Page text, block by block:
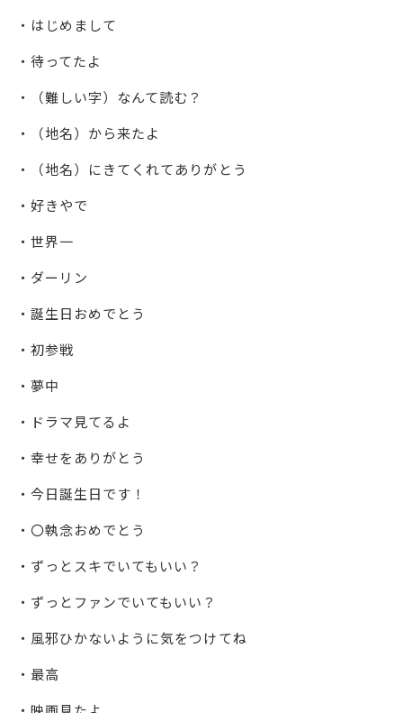
・はじめまして
・待ってたよ
・（難しい字）なんて読む？
・（地名）から来たよ
・（地名）にきてくれてありがとう
・好きやで
・世界一
・ダーリン
・誕生日おめでとう
・初参戦
・夢中
・ドラマ見てるよ
・幸せをありがとう
・今日誕生日です！
・〇執念おめでとう
・ずっとスキでいてもいい？
・ずっとファンでいてもいい？
・風邪ひかないように気をつけてね
・最高